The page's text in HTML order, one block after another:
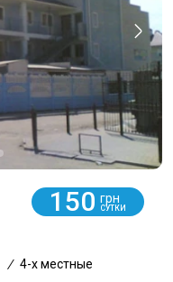
150 грн
СУТКИ
/ 4-x местные